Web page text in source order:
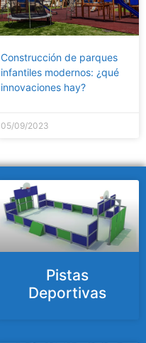
Construcción de parques
infantiles modernos: ¿qué
innovaciones hay?
05/09/2023
Pistas
Deportivas